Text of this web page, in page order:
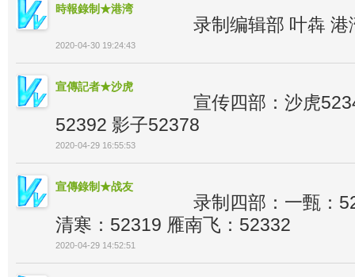
時報錄制★港湾
录制编辑部 叶犇 港
2020-04-30 19:24:43
宣傳記者★沙虎
宣传四部：沙虎
52392 影子52378
2020-04-29 16:55:53
宣傳錄制★战友
录制四部：一甄：
清寒：52319 雁南飞：52332
2020-04-29 14:52:51